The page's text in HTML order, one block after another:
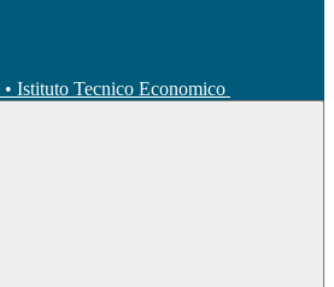
Istituto Tecnico Economico